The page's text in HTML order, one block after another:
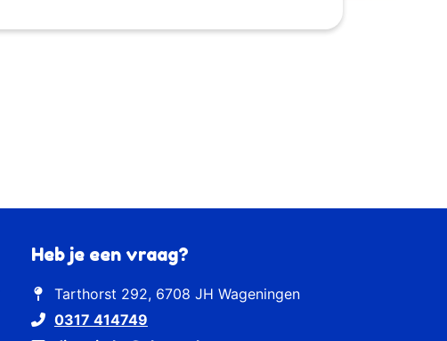
Heb je een vraag?
Tarthorst 292, 6708 JH Wageningen
0317 414749